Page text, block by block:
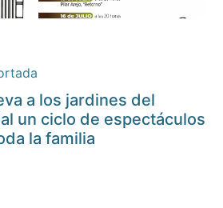
a los jardines del
un ciclo de espectáculos
la familia